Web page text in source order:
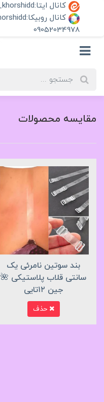
کانال ایتا:pakhsh_khorshidd@
کانال روبیکا:pakhsh-khorshidd@
09052034978
مقایسه محصولات
بند سوتین نامرئی یک
سانتی قلاب پلاستیکی 🌺
جین ۱۲تایی
حذف